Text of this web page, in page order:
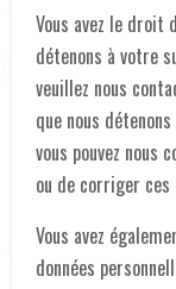
Vous avez le droit
détenons à votre
veuillez nous
que nous
vous pouvez nous
ou de corriger
Vous avez
données